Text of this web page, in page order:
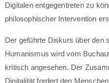
Digitalen entgegentreten zu
philosophischer Intervention
Der geführte Diskurs über den
Humanismus wird vom
kritisch angesehen. Der
Digitalität fordert den